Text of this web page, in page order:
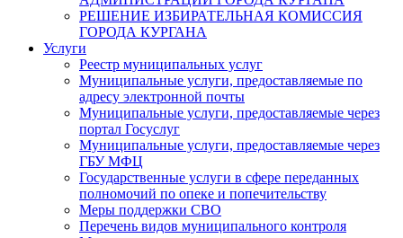
РЕШЕНИЕ ИЗБИРАТЕЛЬНАЯ КОМИССИЯ
ГОРОДА КУРГАНА
Услуги
Реестр муниципальных услуг
Муниципальные услуги, предоставляемые по
адресу электронной почты
Муниципальные услуги, предоставляемые через
портал Госуслуг
Муниципальные услуги, предоставляемые через
ГБУ МФЦ
Государственные услуги в сфере переданных
полномочий по опеке и попечительству
Меры поддержки СВО
Перечень видов муниципального контроля